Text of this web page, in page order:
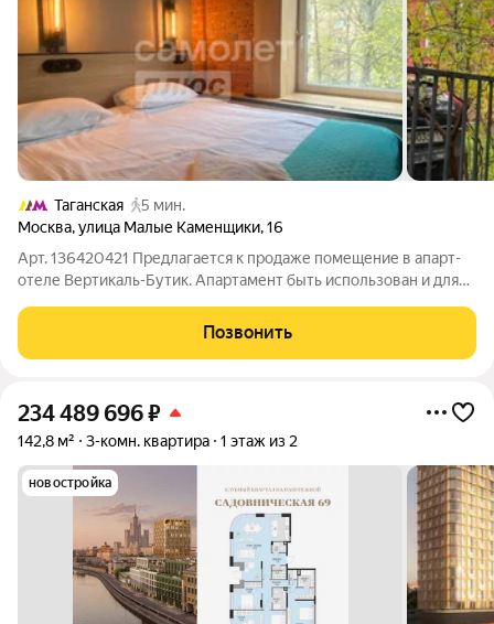
Таганская
5 мин.
Москва,улица Малые Каменщики,16
Арт. 136420421 Предлагается к продаже помещение в апарт-
отеле Вертикаль-Бутик. Апартамент быть использован и для
аренда приносит около 100 000 рублей в месяц. Потенциал
сдачи в долгосрочную
Позвонить
234 489 696₽
142,8 м² 3-комн. квартира 1 этаж из 2
новостройка